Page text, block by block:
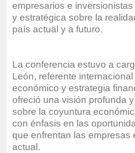
empresarios e
y estratégica sobre la
país actual y a futuro.
La conferencia estuvo a
León, referente
económico y estrategia
ofreció una visión profunda
sobre la coyuntura
con énfasis en las
que enfrentan las empresas
actual.